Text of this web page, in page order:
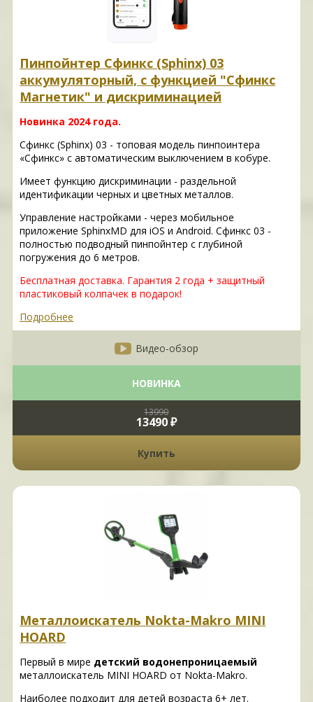
Пинпойнтер Сфинкс (Sphinx) 03
аккумуляторный, с функцией "Сфинкс
Магнетик" и дискриминацией
Новинка 2024 года.
Сфинкс (Sphinx) 03 - топовая модель пинпоинтера
«Сфинкс» с автоматическим выключением в кобуре.
Имеет функцию дискриминации - раздельной
идентификации черных и цветных металлов.
Управление настройками - через мобильное
приложение SphinxMD для iOS и Android. Сфинкс 03 -
полностью подводный пинпойнтер с глубиной
погружения до 6 метров.
Бесплатная доставка. Гарантия 2 года + защитный
пластиковый колпачек в подарок!
Подробнее
Видео-обзор
НОВИНКА
13990
13490 ₽
Купить
Металлоискатель Nokta-Makro MINI
HOARD
Первый в мире детский водонепроницаемый
металлоискатель MINI HOARD от Nokta-Makro.
Наиболее подходит для детей возраста 6+ лет.